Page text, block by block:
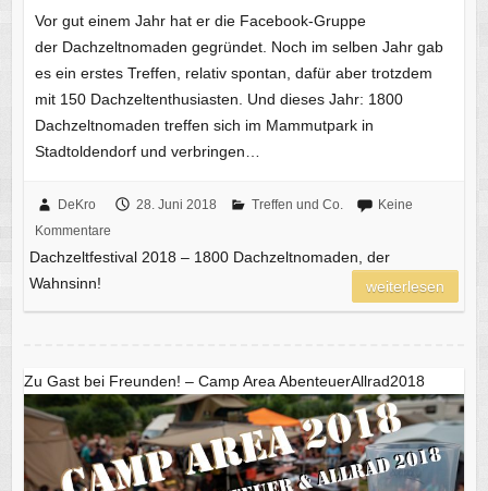
Vor gut einem Jahr hat er die Facebook-Gruppe
der Dachzeltnomaden gegründet. Noch im selben Jahr gab
es ein erstes Treffen, relativ spontan, dafür aber trotzdem
mit 150 Dachzeltenthusiasten. Und dieses Jahr: 1800
Dachzeltnomaden treffen sich im Mammutpark in
Stadtoldendorf und verbringen…
DeKro 28. Juni 2018 Treffen und Co.
Keine
Kommentare
Dachzeltfestival 2018 – 1800 Dachzeltnomaden, der
Wahnsinn!
weiterlesen
Zu Gast bei Freunden! – Camp Area AbenteuerAllrad2018